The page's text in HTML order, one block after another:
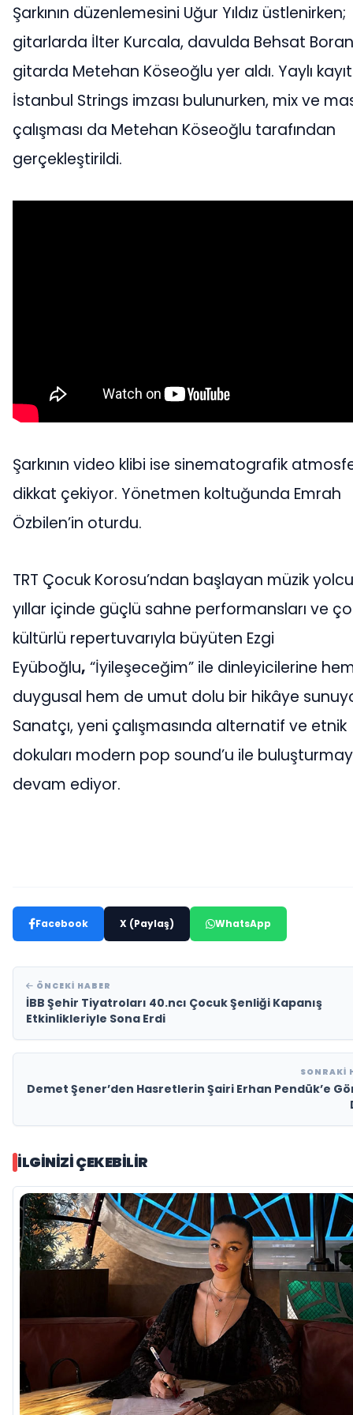
Şarkının düzenlemesini Uğur Yıldız üstlenirken;
gitarlarda İlter Kurcala, davulda Behsat
gitarda Metehan Köseoğlu yer aldı. Yaylı
İstanbul Strings imzası bulunurken, mix ve
çalışması da Metehan Köseoğlu tarafından
gerçekleştirildi.
Şarkının video klibi ise sinematografik
dikkat çekiyor. Yönetmen koltuğunda Emrah
Özbilen’in oturdu.
TRT Çocuk Korosu’ndan başlayan müzik
yıllar içinde güçlü sahne performansları ve
kültürlü repertuvarıyla büyüten Ezgi
Eyüboğlu, “İyileşeceğim” ile dinleyicilerine
duygusal hem de umut dolu bir hikâye
Sanatçı, yeni çalışmasında alternatif ve etnik
dokuları modern pop sound’u ile
devam ediyor.
Facebook X (Paylaş) WhatsApp
ÖNCEKI HABER
İBB Şehir Tiyatroları 40.ncı Çocuk Şenliği Kapanış
Etkinlikleriyle Sona Erdi
SONRAKI
Demet Şener’den Hasretlerin Şairi Erhan Pendük’e
İLGINIZI ÇEKEBILIR